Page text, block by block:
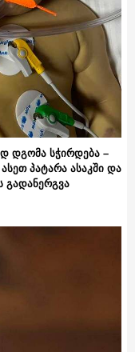
დგომა სჭირდება –
პატარა ასაკში და
გადანერგვა